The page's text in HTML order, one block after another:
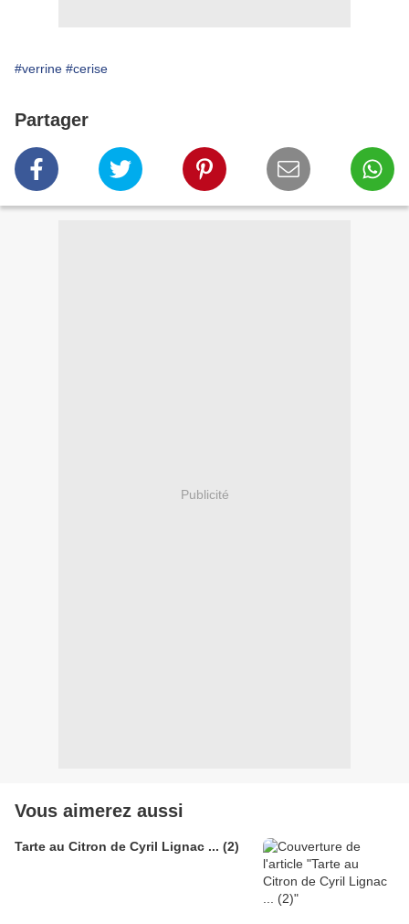
#verrine #cerise
Partager
Publicité
Vous aimerez aussi
Tarte au Citron de Cyril Lignac ... (2)